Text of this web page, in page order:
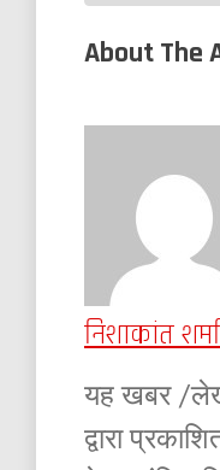
About The
निशाकांत
यह खबर /लेख
द्वारा